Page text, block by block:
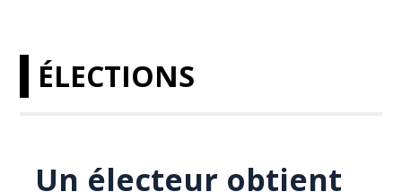
ÉLECTIONS
Un électeur obtient